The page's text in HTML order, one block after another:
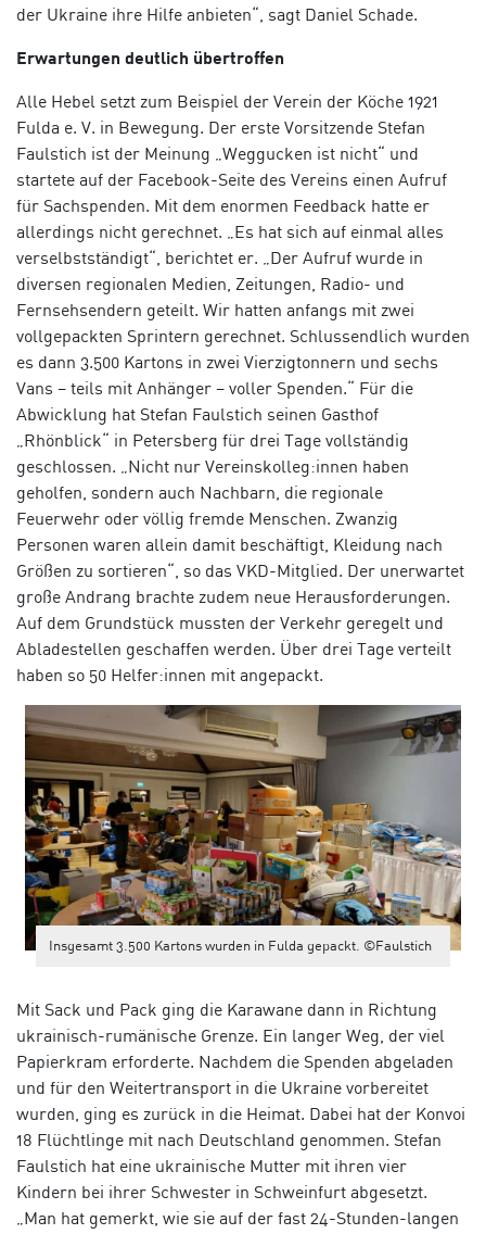
der Ukraine ihre Hilfe anbieten“, sagt Daniel Schade.
Erwartungen deutlich übertroffen
Alle Hebel setzt zum Beispiel der Verein der Köche 1921
Fulda e. V. in Bewegung. Der erste Vorsitzende Stefan
Faulstich ist der Meinung „Weggucken ist nicht“ und
startete auf der Facebook-Seite des Vereins einen Aufruf
für Sachspenden. Mit dem enormen Feedback hatte er
allerdings nicht gerechnet. „Es hat sich auf einmal alles
verselbstständigt“, berichtet er. „Der Aufruf wurde in
diversen regionalen Medien, Zeitungen, Radio- und
Fernsehsendern geteilt. Wir hatten anfangs mit zwei
vollgepackten Sprintern gerechnet. Schlussendlich wurden
es dann 3.500 Kartons in zwei Vierzigtonnern und sechs
Vans – teils mit Anhänger – voller Spenden.“ Für die
Abwicklung hat Stefan Faulstich seinen Gasthof
„Rhönblick“ in Petersberg für drei Tage vollständig
geschlossen. „Nicht nur Vereinskolleg:innen haben
geholfen, sondern auch Nachbarn, die regionale
Feuerwehr oder völlig fremde Menschen. Zwanzig
Personen waren allein damit beschäftigt, Kleidung nach
Größen zu sortieren“, so das VKD-Mitglied. Der unerwartet
große Andrang brachte zudem neue Herausforderungen.
Auf dem Grundstück mussten der Verkehr geregelt und
Abladestellen geschaffen werden. Über drei Tage verteilt
haben so 50 Helfer:innen mit angepackt.
Insgesamt 3.500 Kartons wurden in Fulda gepackt. ©Faulstich
Mit Sack und Pack ging die Karawane dann in Richtung
ukrainisch-rumänische Grenze. Ein langer Weg, der viel
Papierkram erforderte. Nachdem die Spenden abgeladen
und für den Weitertransport in die Ukraine vorbereitet
wurden, ging es zurück in die Heimat. Dabei hat der Konvoi
18 Flüchtlinge mit nach Deutschland genommen. Stefan
Faulstich hat eine ukrainische Mutter mit ihren vier
Kindern bei ihrer Schwester in Schweinfurt abgesetzt.
„Man hat gemerkt, wie sie auf der fast 24-Stunden-langen